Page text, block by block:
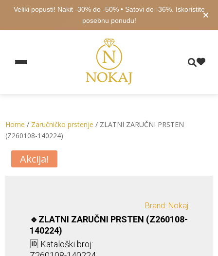
Veliki popusti! Nakit -30% do -50% • Satovi do -36%. Iskoristite
posebnu ponudu!
Home / Zaručničko prstenje / ZLATNI ZARUČNI PRSTEN
(Z260108-140224)
Akcija!
Brand: Nokaj
🔹ZLATNI ZARUČNI PRSTEN (Z260108-
140224)
🆔 Kataloški broj: